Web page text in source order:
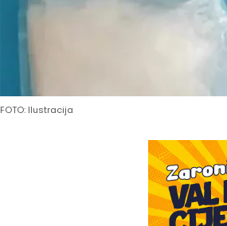
FOTO: Ilustracija